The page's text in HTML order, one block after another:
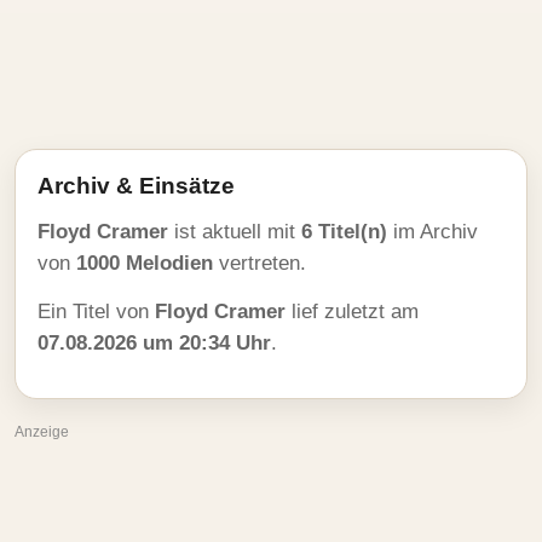
Archiv & Einsätze
Floyd Cramer ist aktuell mit 6 Titel(n) im Archiv
von 1000 Melodien vertreten.
Ein Titel von Floyd Cramer lief zuletzt am
07.08.2026 um 20:34 Uhr.
Anzeige